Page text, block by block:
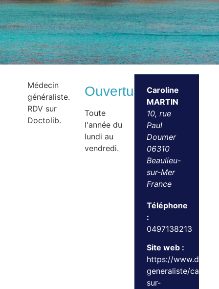
Médecin
généraliste.
RDV sur
Doctolib.
Ouvertures
Toute
l'année du
lundi au
vendredi.
Caroline
MARTIN
10, rue
Paul
Doumer
06310
Beaulieu-
sur-Mer
France
Téléphone
:
0497138213
Site web :
https://
generaliste/
sur-